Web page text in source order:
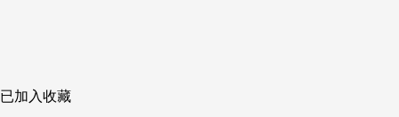
已加入收藏